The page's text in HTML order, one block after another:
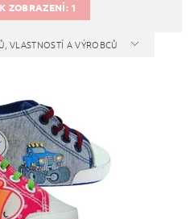
ZOBRAZENÍ: 1
VLASTNOSTÍ A VÝROBCŮ